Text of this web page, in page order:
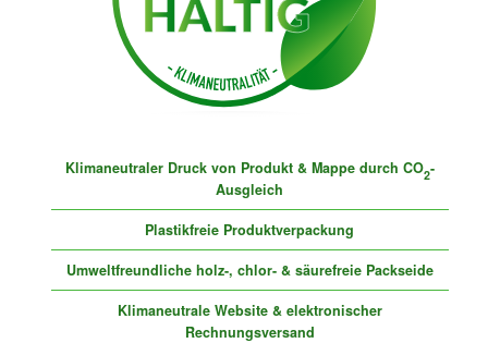
Klimaneutraler Druck von Produkt & Mappe durch CO2-
Ausgleich
Plastikfreie Produktverpackung
Umweltfreundliche holz-, chlor- & säurefreie Packseide
Klimaneutrale Website & elektronischer
Rechnungsversand